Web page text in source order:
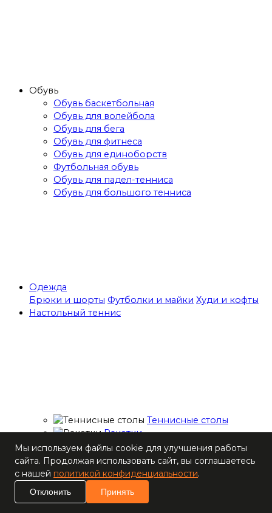
Обувь
Обувь баскетбольная
Обувь для волейбола
Обувь для бега
Обувь для фитнеса
Обувь для единоборств
Футбольная обувь
Обувь для падел-тенниса
Обувь для большого тенниса
Одежда
Брюки и шорты Футболки и майки Худи и кофты
Настольный теннис
Теннисные столы
Ракетки
Накладки для
ракеток
Основания для
ракеток
Мячи
Мы используем файлы cookie для улучшения работы
сайта. Продолжая использовать сайт, вы соглашаетесь
с нашей политикой конфиденциальности.
Отклонить Принять